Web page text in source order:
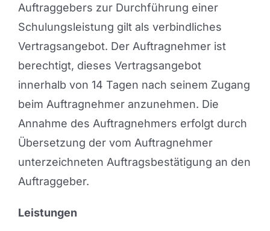
Auftraggebers zur Durchführung einer
Schulungsleistung gilt als verbindliches
Vertragsangebot. Der Auftragnehmer ist
berechtigt, dieses Vertragsangebot
innerhalb von 14 Tagen nach seinem Zugang
beim Auftragnehmer anzunehmen. Die
Annahme des Auftragnehmers erfolgt durch
Übersetzung der vom Auftragnehmer
unterzeichneten Auftragsbestätigung an den
Auftraggeber.
Leistungen